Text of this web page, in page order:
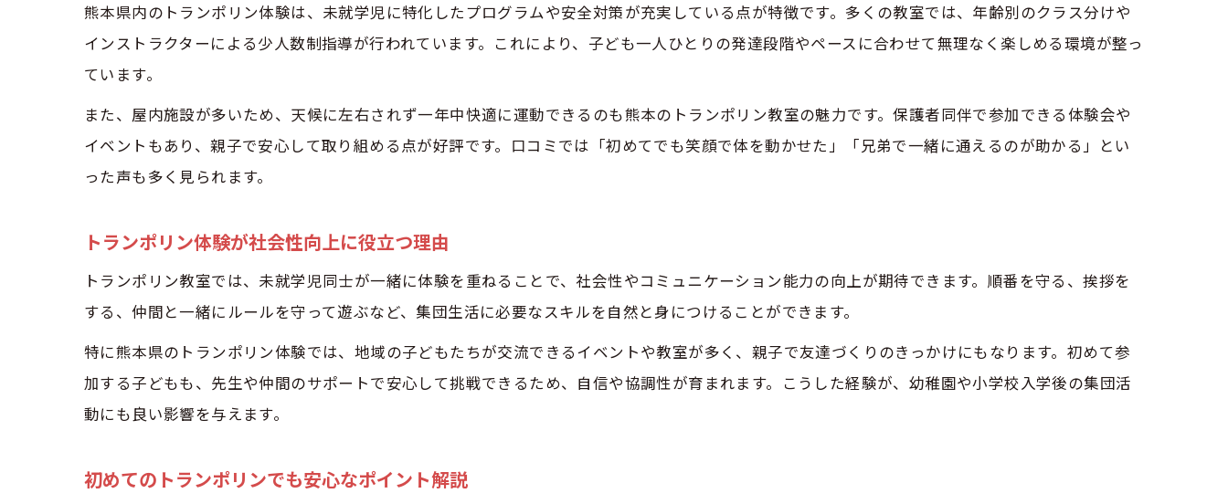
運動遊びとしてのトランポリンの魅力とは
未就学児も安心して楽しめるトランポリン遊び方
トランポリンを通じた親子の信頼関係アップ術
親子で参加できるトランポリンクラスの特徴
熊本で見つかる安心のトランポリン体験教室
トランポリンクラスの年齢別カリキュラム解説
熊本県内のトランポリン体験は、未就学児に特化したプログラムや安全対策が充実している点が特徴です。多くの教室では、年齢別のクラス分けや
インストラクターによる少人数制指導が行われています。これにより、子ども一人ひとりの発達段階やペースに合わせて無理なく楽しめる環境が整っ
ています。
また、屋内施設が多いため、天候に左右されず一年中快適に運動できるのも熊本のトランポリン教室の魅力です。保護者同伴で参加できる体験会や
イベントもあり、親子で安心して取り組める点が好評です。口コミでは「初めてでも笑顔で体を動かせた」「兄弟で一緒に通えるのが助かる」とい
った声も多く見られます。
トランポリン体験が社会性向上に役立つ理由
トランポリン教室では、未就学児同士が一緒に体験を重ねることで、社会性やコミュニケーション能力の向上が期待できます。順番を守る、挨拶を
する、仲間と一緒にルールを守って遊ぶなど、集団生活に必要なスキルを自然と身につけることができます。
特に熊本県のトランポリン体験では、地域の子どもたちが交流できるイベントや教室が多く、親子で友達づくりのきっかけにもなります。初めて参
加する子どもも、先生や仲間のサポートで安心して挑戦できるため、自信や協調性が育まれます。こうした経験が、幼稚園や小学校入学後の集団活
動にも良い影響を与えます。
初めてのトランポリンでも安心なポイント解説